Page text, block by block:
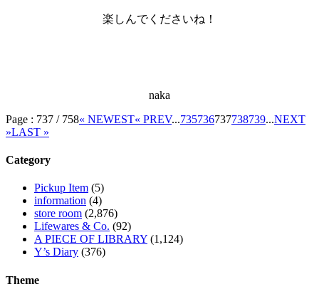
楽しんでくださいね！
naka
Page : 737 / 758« NEWEST« PREV...735736737738739...NEXT
»LAST »
Category
Pickup Item (5)
information (4)
store room (2,876)
Lifewares & Co. (92)
A PIECE OF LIBRARY (1,124)
Y’s Diary (376)
Theme